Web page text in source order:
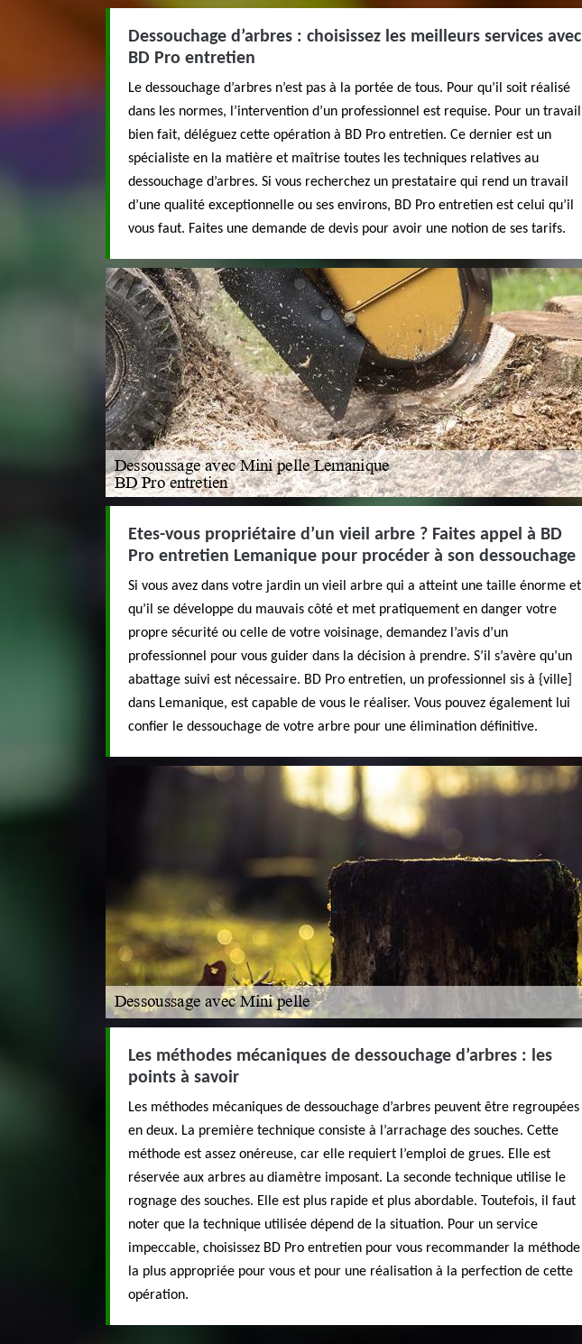
Dessouchage d’arbres : choisissez les meilleurs services avec
BD Pro entretien
Le dessouchage d’arbres n’est pas à la portée de tous. Pour qu’il soit réalisé
dans les normes, l’intervention d’un professionnel est requise. Pour un travail
bien fait, déléguez cette opération à BD Pro entretien. Ce dernier est un
spécialiste en la matière et maîtrise toutes les techniques relatives au
dessouchage d’arbres. Si vous recherchez un prestataire qui rend un travail
d’une qualité exceptionnelle ou ses environs, BD Pro entretien est celui qu’il
vous faut. Faites une demande de devis pour avoir une notion de ses tarifs.
Etes-vous propriétaire d’un vieil arbre ? Faites appel à BD
Pro entretien Lemanique pour procéder à son dessouchage
Si vous avez dans votre jardin un vieil arbre qui a atteint une taille énorme et
qu’il se développe du mauvais côté et met pratiquement en danger votre
propre sécurité ou celle de votre voisinage, demandez l’avis d’un
professionnel pour vous guider dans la décision à prendre. S’il s’avère qu’un
abattage suivi est nécessaire. BD Pro entretien, un professionnel sis à {ville]
dans Lemanique, est capable de vous le réaliser. Vous pouvez également lui
confier le dessouchage de votre arbre pour une élimination définitive.
Les méthodes mécaniques de dessouchage d’arbres : les
points à savoir
Les méthodes mécaniques de dessouchage d’arbres peuvent être regroupées
en deux. La première technique consiste à l’arrachage des souches. Cette
méthode est assez onéreuse, car elle requiert l’emploi de grues. Elle est
réservée aux arbres au diamètre imposant. La seconde technique utilise le
rognage des souches. Elle est plus rapide et plus abordable. Toutefois, il faut
noter que la technique utilisée dépend de la situation. Pour un service
impeccable, choisissez BD Pro entretien pour vous recommander la méthode
la plus appropriée pour vous et pour une réalisation à la perfection de cette
opération.